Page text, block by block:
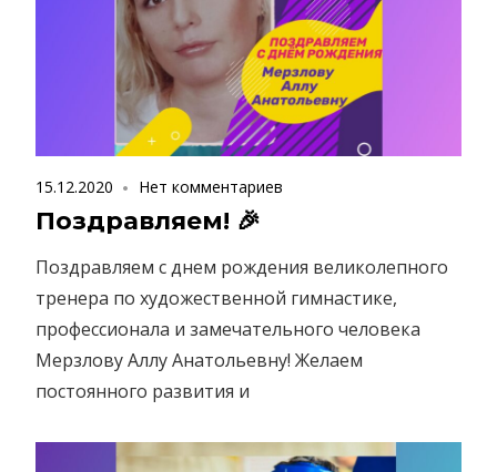
15.12.2020 Нет комментариев
Поздравляем! 🎉
Поздравляем с днем рождения великолепного
тренера по художественной гимнастике,
профессионала и замечательного человека
Мерзлову Аллу Анатольевну! Желаем
постоянного развития и